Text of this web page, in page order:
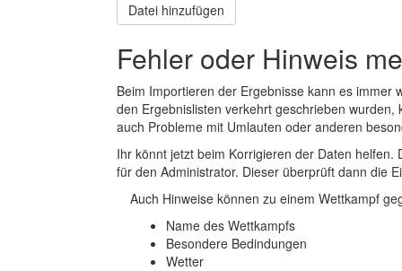
Datei hinzufügen
Fehler oder Hinweis
Beim Importieren der Ergebnisse kann es
den Ergebnislisten verkehrt geschrieben
auch Probleme mit Umlauten oder anderen
Ihr könnt jetzt beim Korrigieren der Daten
für den Administrator. Dieser überprüft dann die
Auch Hinweise können zu einem Wettkampf
Name des Wettkampfs
Besondere Bedindungen
Wetter